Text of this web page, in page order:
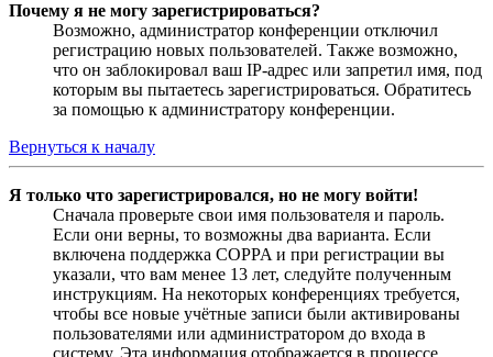
Почему я не могу зарегистрироваться?
Возможно, администратор конференции отключил
регистрацию новых пользователей. Также возможно,
что он заблокировал ваш IP-адрес или запретил имя, под
которым вы пытаетесь зарегистрироваться. Обратитесь
за помощью к администратору конференции.
Вернуться к началу
Я только что зарегистрировался, но не могу войти!
Сначала проверьте свои имя пользователя и пароль.
Если они верны, то возможны два варианта. Если
включена поддержка COPPA и при регистрации вы
указали, что вам менее 13 лет, следуйте полученным
инструкциям. На некоторых конференциях требуется,
чтобы все новые учётные записи были активированы
пользователями или администратором до входа в
систему. Эта информация отображается в процессе